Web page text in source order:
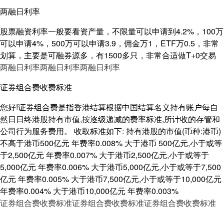
两融日利率
股票融资利率一般要看资产量，不限量可以申请到4.2%，100万
可以申请4%，500万可以申请3.9，佣金万1，ETF万0.5，非常
划算，主要是可融券源多，有1500多只，非常合适做T+0交易
两融日利率两融日利率两融日利率
证券组合费收费标准
您好!证券组合费是指香港结算根据中国结算名义持有账户每自
然日日终港股持有市值,按逐级递减的费率标准,所计收的存管和
公司行为服务费用。 收取标准如下: 持有港股的市值(币种:港币)
不高于港币500亿元 年费率0.008% 大于港币 500亿元,小于或等
于2,500亿元 年费率0.007% 大于港币2,500亿元,小于或等于
5,000亿元 年费率0.006% 大于港币5,000亿元,小于或等于7,500
亿元 年费率0.005% 大于港币7,500亿元,小于或等于10,000亿元
年费率0.004% 大于港币10,000亿元 年费率0.003%
证券组合费收费标准证券组合费收费标准证券组合费收费标准